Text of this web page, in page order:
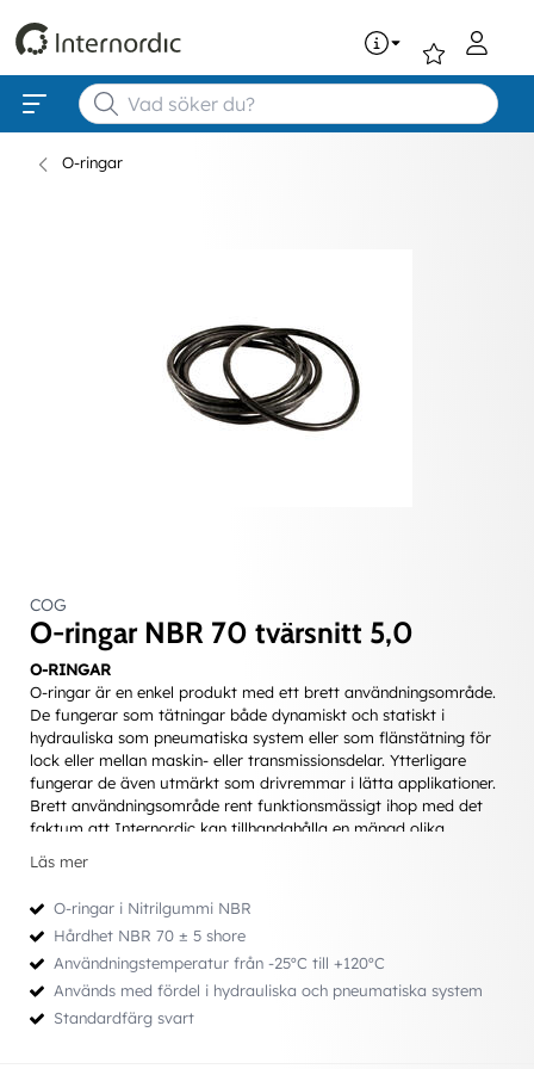
O-ringar
COG
O-ringar NBR 70 tvärsnitt 5,0
O-RINGAR
O-ringar är en enkel produkt med ett brett användningsområde.
De fungerar som tätningar både dynamiskt och statiskt i
hydrauliska som pneumatiska system eller som flänstätning för
lock eller mellan maskin- eller transmissionsdelar. Ytterligare
fungerar de även utmärkt som drivremmar i lätta applikationer.
Brett användningsområde rent funktionsmässigt ihop med det
faktum att Internordic kan tillhandahålla en mängd olika
Fördelar
• Lättmonterad - kan ej monteras åt ”fel” håll
• Fungerar som dubbelverkande tätning
• Ett relativt sett ekonomiskt alternativ
• Stor valmöjlighet vad gäller dimensioner och material
Att tänka på vid val av O-ring
Läs mer
O-ringar i Nitrilgummi NBR
Hårdhet NBR 70 ± 5 shore
Användningstemperatur från -25ºC till +120ºC
Används med fördel i hydrauliska och pneumatiska system
Standardfärg svart